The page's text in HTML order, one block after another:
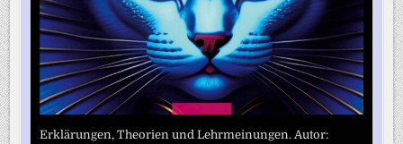
Erklärungen, Theorien und Lehrmeinungen. Autor: